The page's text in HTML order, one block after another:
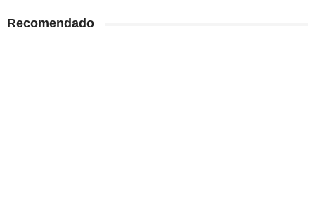
Recomendado